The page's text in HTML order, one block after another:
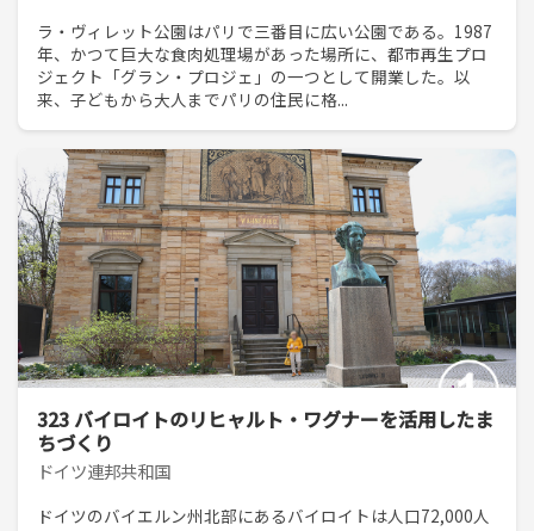
ラ・ヴィレット公園はパリで三番目に広い公園である。1987
年、かつて巨大な食肉処理場があった場所に、都市再生プロ
ジェクト「グラン・プロジェ」の一つとして開業した。以
来、子どもから大人までパリの住民に格...
323 バイロイトのリヒャルト・ワグナーを活用したま
ちづくり
ドイツ連邦共和国
ドイツのバイエルン州北部にあるバイロイトは人口72,000人